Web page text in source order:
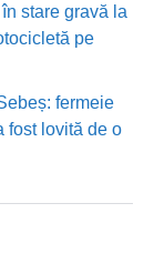
stare gravă la
pe
fermeie
fost lovită de o